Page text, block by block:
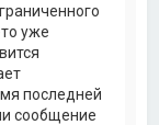
уже
последней
сообщение